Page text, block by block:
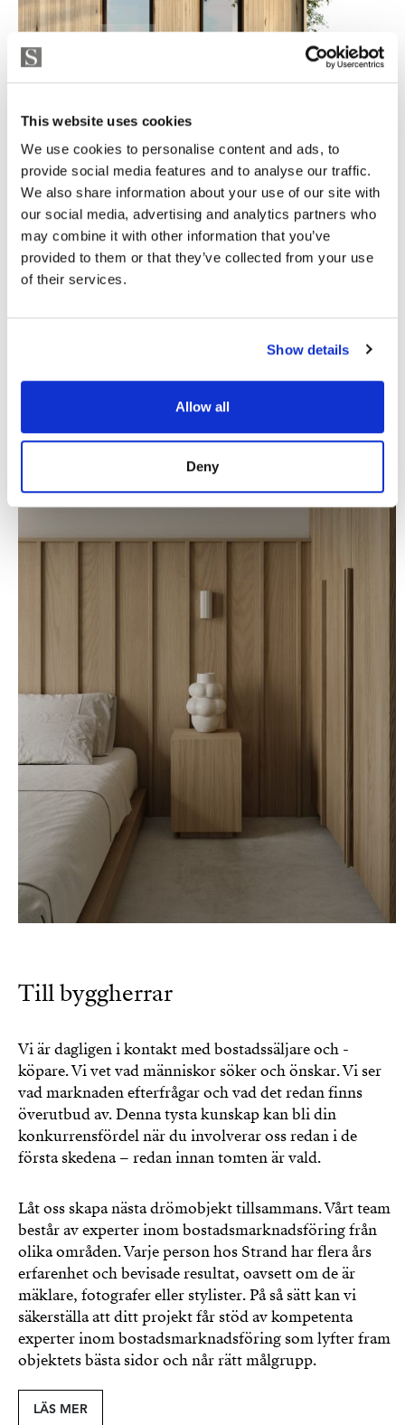
This website uses cookies
We use cookies to personalise content and ads, to
provide social media features and to analyse our traffic.
We also share information about your use of our site with
our social media, advertising and analytics partners who
may combine it with other information that you’ve
provided to them or that they’ve collected from your use
of their services.
Show details
Allow all
Deny
Till byggherrar
Vi är dagligen i kontakt med bostadssäljare och -
köpare. Vi vet vad människor söker och önskar. Vi ser
vad marknaden efterfrågar och vad det redan finns
överutbud av. Denna tysta kunskap kan bli din
konkurrensfördel när du involverar oss redan i de
första skedena – redan innan tomten är vald.
Låt oss skapa nästa drömobjekt tillsammans. Vårt team
består av experter inom bostadsmarknadsföring från
olika områden. Varje person hos Strand har flera års
erfarenhet och bevisade resultat, oavsett om de är
mäklare, fotografer eller stylister. På så sätt kan vi
säkerställa att ditt projekt får stöd av kompetenta
experter inom bostadsmarknadsföring som lyfter fram
objektets bästa sidor och når rätt målgrupp.
LÄS MER